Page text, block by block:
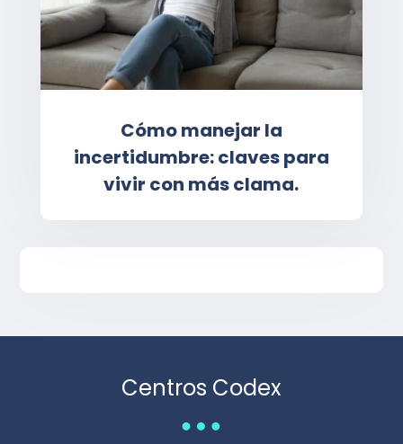
Cómo manejar la
incertidumbre: claves para
vivir con más clama.
Centros Codex
…